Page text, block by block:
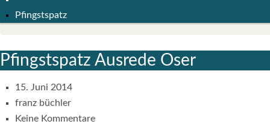
Pfingstspatz
Pfingst­spatz Aus­re­de Oser
15. Juni 2014
franz büchler
Keine Kommentare